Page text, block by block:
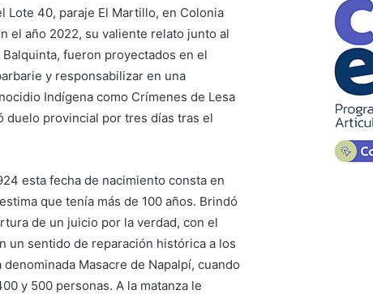
Lote 40, paraje El Martillo, en Colonia
el año 2022, su valiente relato junto al
fueron proyectados en el
y responsabilizar en una
Indígena como Crímenes de Lesa
duelo provincial por tres días tras el
esta fecha de nacimiento consta en
que tenía más de 100 años. Brindó
de un juicio por la verdad, con el
un sentido de reparación histórica a los
Masacre de Napalpí, cuando
y 500 personas. A la matanza le